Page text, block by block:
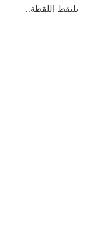
تلتقط اللقطة..